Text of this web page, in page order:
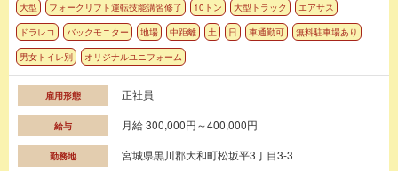
大型 フォークリフト運転技能講習修了 10トン 大型トラック
エアサス
ドラレコ
バックモニター 地場 中距離 土 日 車通勤可
無料駐車場あり
男女トイレ別
オリジナルユニフォーム
雇用形態 正社員
給与 月給 300,000円～400,000円
勤務地 宮城県黒川郡大和町松坂平3丁目3-3